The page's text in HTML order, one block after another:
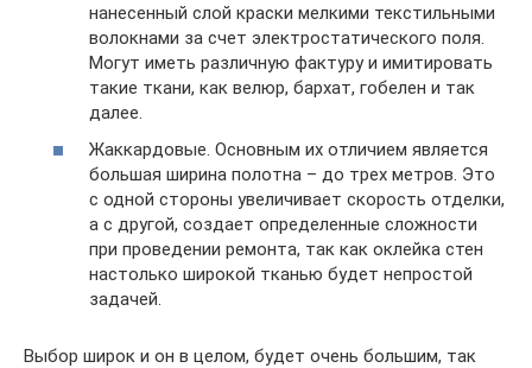
нанесенный слой краски мелкими текстильными
волокнами за счет электростатического поля.
Могут иметь различную фактуру и имитировать
такие ткани, как велюр, бархат, гобелен и так
далее.
Жаккардовые. Основным их отличием является
большая ширина полотна – до трех метров. Это
с одной стороны увеличивает скорость отделки,
а с другой, создает определенные сложности
при проведении ремонта, так как оклейка стен
настолько широкой тканью будет непростой
задачей.
Выбор широк и он в целом, будет очень большим, так